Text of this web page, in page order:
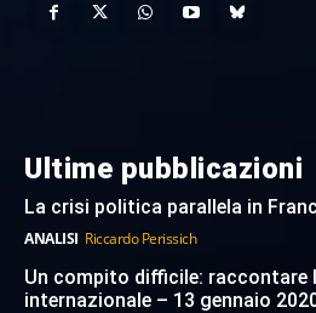
Ultime pubblicazioni
La crisi politica parallela in
ANALISI Riccardo Perissich
Un compito difficile: raccontare
internazionale – 13 gennaio